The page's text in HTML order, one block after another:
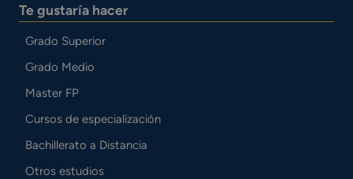
Te gustaría hacer
Grado Superior
Grado Medio
Master FP
Cursos de especialización
Bachillerato a Distancia
Otros estudios